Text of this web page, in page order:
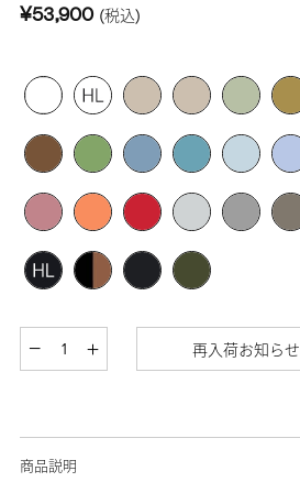
¥53,900 (税込)
再入荷お知らせ
商品説明